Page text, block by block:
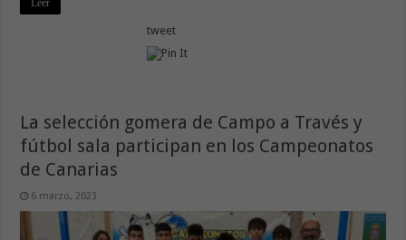
tweet
La selección gomera de Campo a Través y
fútbol sala participan en los Campeonatos
de Canarias
6 marzo, 2023